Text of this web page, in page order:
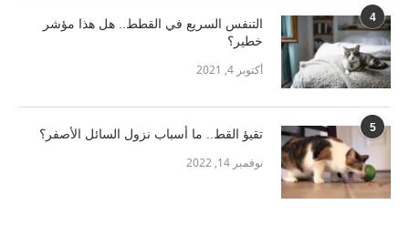
4
التنفس السريع في القطط.. هل هذا مؤشر
خطير؟
أكتوبر 4, 2021
5 تقيؤ القط.. ما أسباب نزول السائل الأصفر؟
نوفمبر 14, 2022